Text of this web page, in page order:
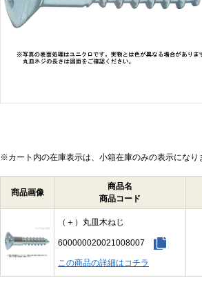
※カート内の在庫表示は、小箱在庫のみの表示になり
商品画像
商品名
商品コード
（＋）丸皿木ねじ
600000020021008007
この商品の詳細はコチラ